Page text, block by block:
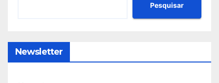
Pesquisar
Newsletter